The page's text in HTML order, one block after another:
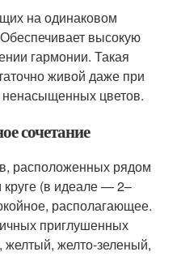
на одинаковом
высокую
гармонии. Такая
живой даже при
цветов.
сочетание
расположенных рядом
круге (в идеале — 2–
располагающее.
приглушенных
желто-зеленый,